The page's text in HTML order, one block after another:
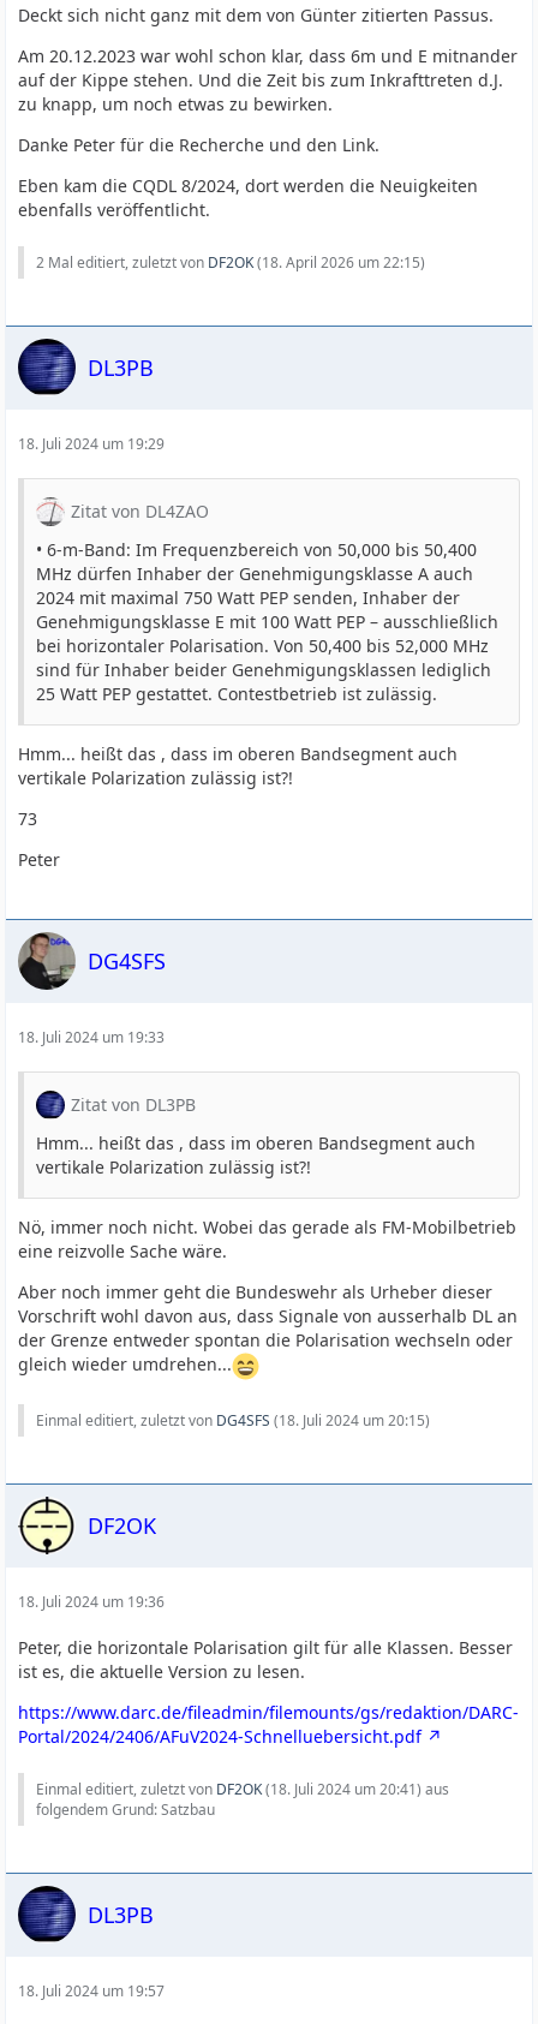
Deckt sich nicht ganz mit dem von Günter zitierten Passus.
Am 20.12.2023 war wohl schon klar, dass 6m und E mitnander
auf der Kippe stehen. Und die Zeit bis zum Inkrafttreten d.J.
zu knapp, um noch etwas zu bewirken.
Danke Peter für die Recherche und den Link.
Eben kam die CQDL 8/2024, dort werden die Neuigkeiten
ebenfalls veröffentlicht.
2 Mal editiert, zuletzt von DF2OK(18. April 2026 um 22:15)
DL3PB
18. Juli 2024 um 19:29
Zitat von DL4ZAO
• 6-m-Band: Im Frequenzbereich von 50,000 bis 50,400
MHz dürfen Inhaber der Genehmigungs­klasse A auch
2024 mit maximal 750 Watt PEP senden, Inhaber der
Genehmigungsklasse E mit 100 Watt PEP – ausschließlich
bei horizontaler Polarisation. Von 50,400 bis 52,000 MHz
sind für Inhaber beider Genehmigungsklassen lediglich
25 Watt PEP gestattet. Contestbetrieb ist zulässig.
Hmm... heißt das , dass im oberen Bandsegment auch
vertikale Polarization zulässig ist?!
73
Peter
DG4SFS
18. Juli 2024 um 19:33
Zitat von DL3PB
Hmm... heißt das , dass im oberen Bandsegment auch
vertikale Polarization zulässig ist?!
Nö, immer noch nicht. Wobei das gerade als FM-Mobilbetrieb
eine reizvolle Sache wäre.
Aber noch immer geht die Bundeswehr als Urheber dieser
Vorschrift wohl davon aus, dass Signale von ausserhalb DL an
der Grenze entweder spontan die Polarisation wechseln oder
gleich wieder umdrehen...
Einmal editiert, zuletzt von DG4SFS (18. Juli 2024 um 20:15)
DF2OK
18. Juli 2024 um 19:36
Peter, die horizontale Polarisation gilt für alle Klassen. Besser
ist es, die aktuelle Version zu lesen.
https://www.darc.de/fileadmin/filemounts/gs/redaktion/DARC-
Portal/2024/2406/AFuV2024-Schnelluebersicht.pdf
Einmal editiert, zuletzt von DF2OK(18. Juli 2024 um 20:41) aus
folgendem Grund: Satzbau
DL3PB
18. Juli 2024 um 19:57